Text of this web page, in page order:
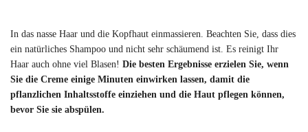
In das nasse Haar und die Kopfhaut einmassieren. Beachten Sie, dass dies
ein natürliches Shampoo und nicht sehr schäumend ist. Es reinigt Ihr
Haar auch ohne viel Blasen! Die besten Ergebnisse erzielen Sie, wenn
Sie die Creme einige Minuten einwirken lassen, damit die
pflanzlichen Inhaltsstoffe einziehen und die Haut pflegen können,
bevor Sie sie abspülen.